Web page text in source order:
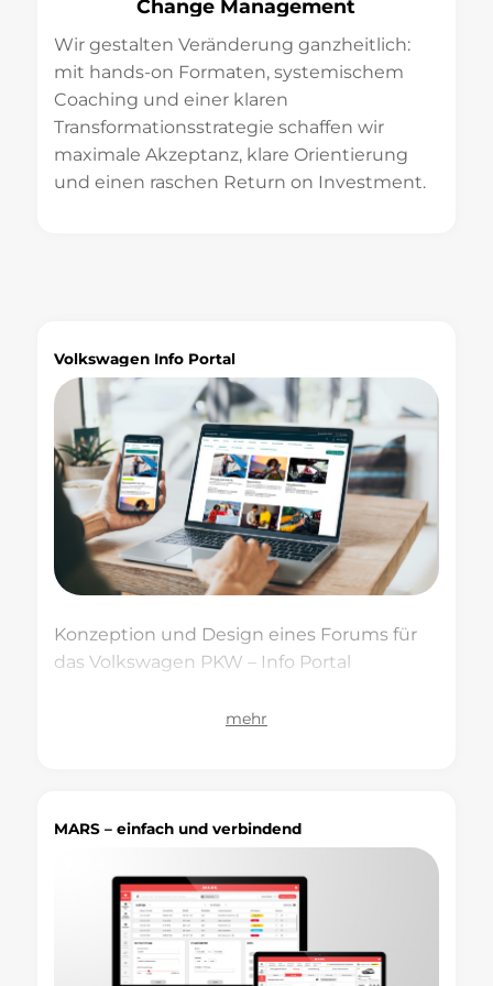
Change Management
Wir gestalten Veränderung ganzheitlich:
mit hands-on Formaten, systemischem
Coaching und einer klaren
Transformationsstrategie schaffen wir
maximale Akzeptanz, klare Orientierung
und einen raschen Return on Investment.
Volkswagen Info Portal
Konzeption und Design eines Forums für
das Volkswagen PKW – Info Portal
mehr
MARS – einfach und verbindend